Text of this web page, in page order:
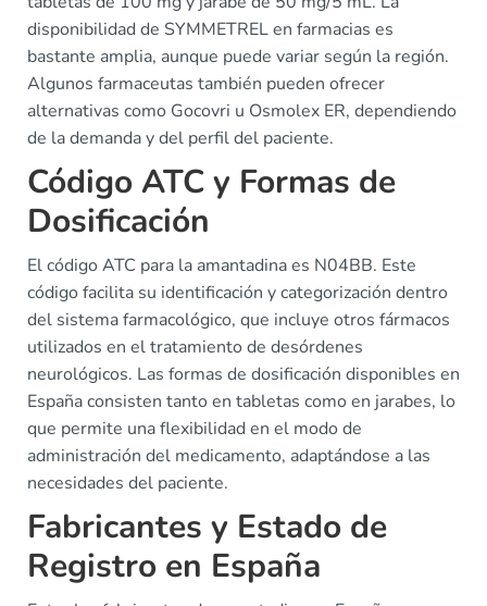
disponibilidad de SYMMETREL en farmacias es
bastante amplia, aunque puede variar según la región.
Algunos farmaceutas también pueden ofrecer
alternativas como Gocovri u Osmolex ER, dependiendo
de la demanda y del perfil del paciente.
Código ATC y Formas de
Dosificación
El código ATC para la amantadina es N04BB. Este
código facilita su identificación y categorización dentro
del sistema farmacológico, que incluye otros fármacos
utilizados en el tratamiento de desórdenes
neurológicos. Las formas de dosificación disponibles en
España consisten tanto en tabletas como en jarabes, lo
que permite una flexibilidad en el modo de
administración del medicamento, adaptándose a las
necesidades del paciente.
Fabricantes y Estado de
Registro en España